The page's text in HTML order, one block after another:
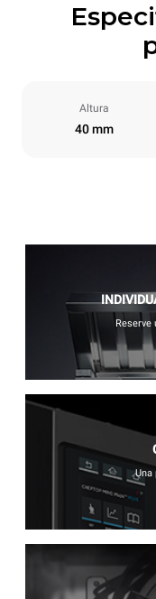
Altura
40 mm
Reserve
Una